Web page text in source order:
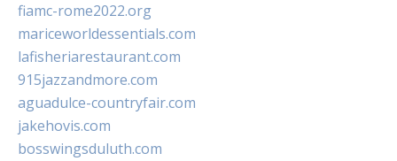
fiamc-rome2022.org
mariceworldessentials.com
lafisheriarestaurant.com
915jazzandmore.com
aguadulce-countryfair.com
jakehovis.com
bosswingsduluth.com